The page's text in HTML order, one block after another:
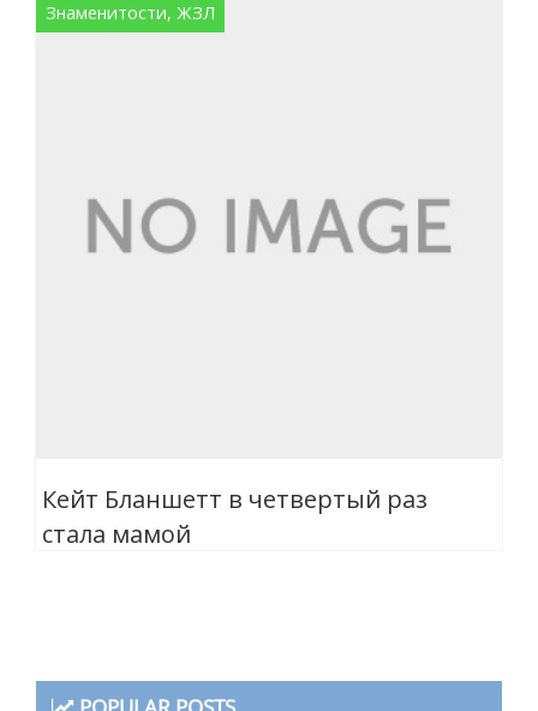
Знаменитости, ЖЗЛ
Кейт Бланшетт в четвертый раз
стала мамой